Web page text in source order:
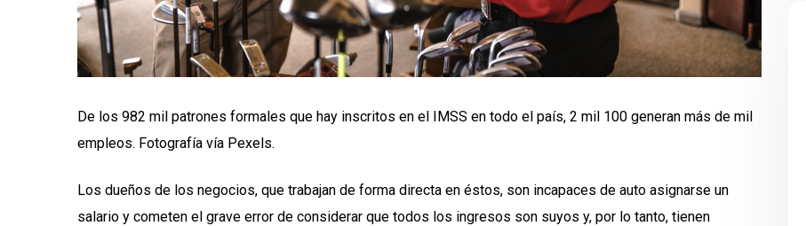
De los 982 mil patrones formales que hay inscritos en el IMSS en todo el país, 2 mil 100 generan más de mil
empleos. Fotografía vía Pexels.
Los dueños de los negocios, que trabajan de forma directa en éstos, son incapaces de auto asignarse un
salario y cometen el grave error de considerar que todos los ingresos son suyos y, por lo tanto, tienen